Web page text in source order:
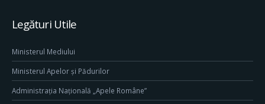
Legături Utile
Ministerul Mediului
Ministerul Apelor și Pădurilor
Administrația Națională „Apele Române”